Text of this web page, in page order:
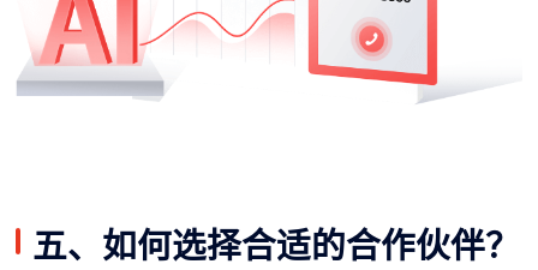
五、如何选择合适的合作伙伴？